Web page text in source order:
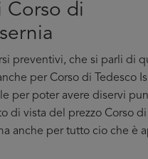
Corso di
preventivi, che si parli di
per Corso di Tedesco
per poter avere diservi
di vista del prezzo Corso di
anche per tutto cio che è